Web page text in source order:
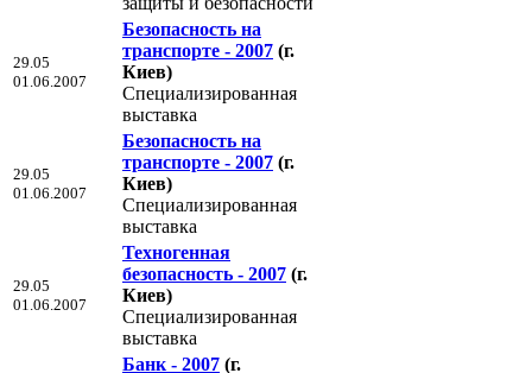
29.05
01.06.2007
Безопасность на
транспорте - 2007 (г.
Киев)
Специализированная
выставка
29.05
01.06.2007
Безопасность на
транспорте - 2007 (г.
Киев)
Специализированная
выставка
29.05
01.06.2007
Техногенная
безопасность - 2007 (г.
Киев)
Специализированная
выставка
Банк - 2007 (г.